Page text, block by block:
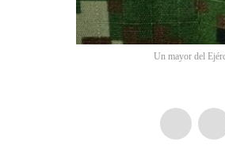
Un mayor del